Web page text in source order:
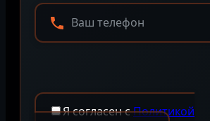
Я согласен сПолитикой